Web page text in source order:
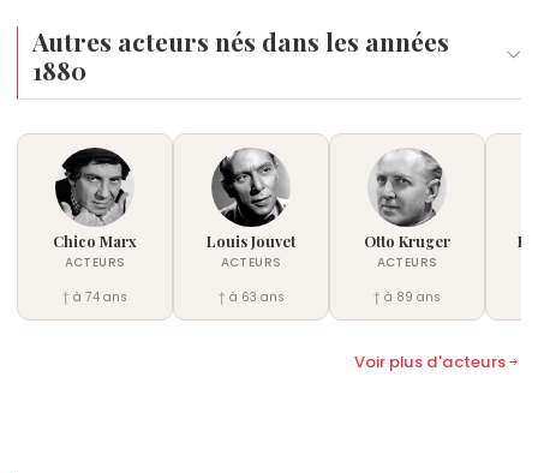
Autres acteurs nés dans les années
1880
Chico Marx
ACTEURS
† à 74 ans
Louis Jouvet
ACTEURS
† à 63 ans
Otto Kruger
ACTEURS
† à 89 ans
Voir plus d'acteurs